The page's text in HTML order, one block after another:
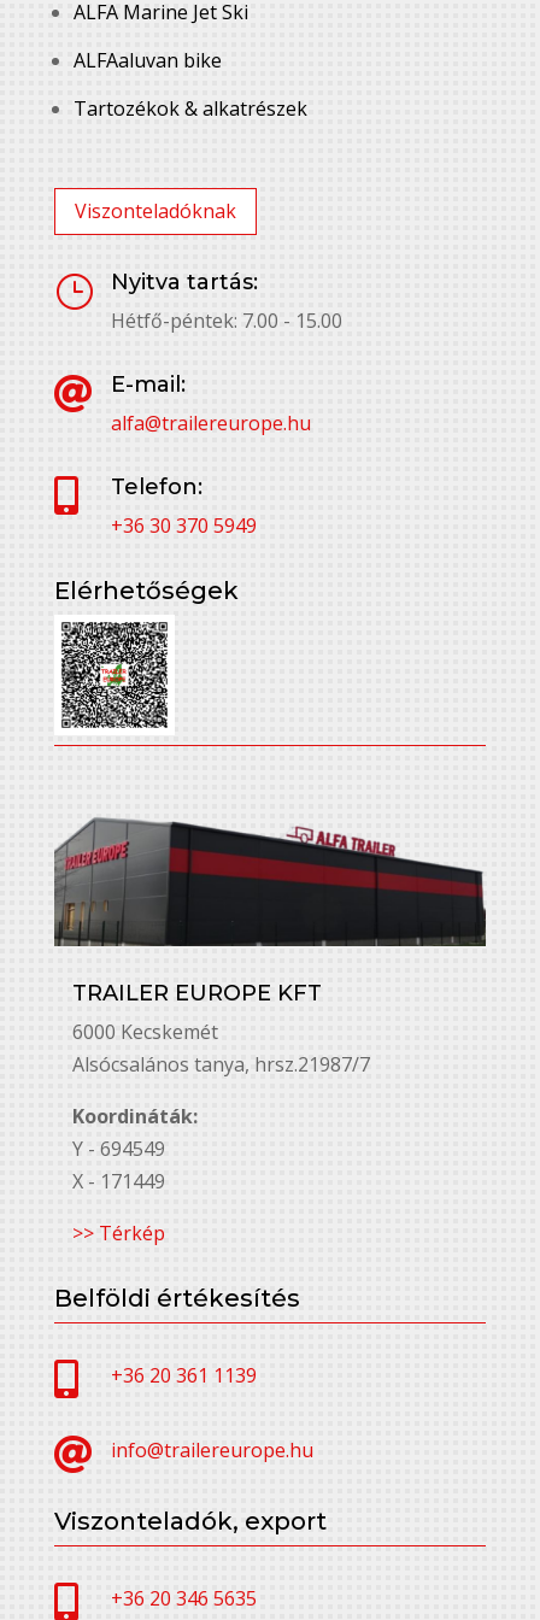
ALFA Marine Jet Ski
ALFAaluvan bike
Tartozékok & alkatrészek
Viszonteladóknak
}
Nyitva tartás:
Hétfő-péntek: 7.00 - 15.00

E-mail:
alfa@trailereurope.hu

Telefon:
+36 30 370 5949
Elérhetőségek
TRAILER EUROPE KFT
6000 Kecskemét
Alsó￳csalános tanya, hrsz.21987/7
Koordináták:
Y - 694549
X - 171449
>> Térkép
Belföldi értékesítés
 +36 20 361 1139
 info@trailereurope.hu
Viszonteladók, export
 +36 20 346 5635